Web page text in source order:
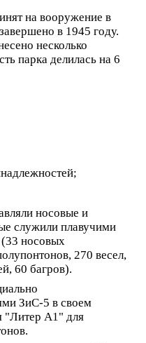
на вооружение в
в 1945 году.
несколько
парка делилась на 6
носовые и
служили плавучими
носовых
270 весел,
60 багров).
ЗиС-5 в своем
"Литер А1" для